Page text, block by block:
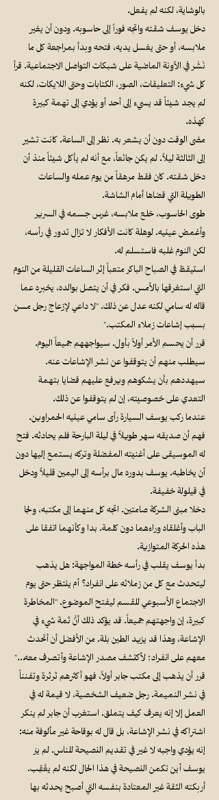
بالوشاية، لكنه لم يفعل.
‏دخل يوسف شقته واتجه فوراً إلى حاسوبه. ودون أن يغير
ملابسه، أو حتى يغسل يديه، فتحه وبدأ بمراجعة كل ما
نَشَر في الآونة الماضية على شبكات التواصل الاجتماعية. قرأ
كل شيء: التعليقات، الصور، الكتابات وحتى اللايكات، لكنه
لم يجد شيئاً قد يسيء إلى أحد أو يؤدي إلى تهمة كبيرة
كهذه.
‏مضى الوقت دون أن يشعر به. نظر إلى الساعة. كانت تشير
إلى الثالثة ليلاً. لم يكن جائعاً، مع أنه لم يأكل شيئاً منذ أن
دخل شقته. كان فقط مرهقاً من يوم عمله والساعات
الطويلة التي قضاها أمام الشاشة.
‏طوى الحاسوب، خلع ملابسه، غرس جسمه في السرير
وأغمض عينيه. لوهلة كانت الأفكار لا تزال تدور في رأسه،
لكن النوم غلبه فاستسلم له.
‏استيقظ في الصباح الباكر متعباً إثر الساعات القليلة من النوم
التي استغرقها بالأمس. فكر في أن يتصل بوالده، يخبره عما
قاله له سامي لكنه عدل عن ذلك. "لا داعي لإزعاج رجل مسن
بسبب إشاعات زملاء المكتب."
‏قرر أن يحسم الأمر أولاً بأول. سيواجههم جميعاً اليوم.
سيطلب منهم أن يتوقفوا عن نشر الإشاعات عنه.
سيهددهم بأن يشكوهم ويرفع عليهم قضايا بتهمة
التعدي على خصوصيته، إن لم يتوقفوا عن ذلك.
‏عندما ركب يوسف السيارة رأى سامي عينيه الحمراوين.
فهم أن صديقه سهر طويلاً في ليلة البارحة فلم يحادثه. فتح
له الموسيقى على أغنيته المفضلة وتركه يستمع إليها دون
أن يخاطبه. يوسف بدوره مال برأسه إلى اليمين قليلاً ودخل
في قيلولة خفيفة.
‏دخلا مبنى الشركة صامتين. اتجه كل منهما إلى مكتبه، ولجا
الباب وأغلقاه وراءهما دون كلمة. بدا وكأنهما اتفقا على
هذه الحركة المتوازية.
بدأ ‏يوسف يقلب في رأسه خطة المواجهة: هل يذهب
ليتحدث مع كل من زملائه على انفراد؟ أم ينتظر حتى يوم
الاجتماع الأسبوعي للقسم ليفتح الموضوع. "المخاطرة
كبيرة، إن واجهتهم جميعاً. قد يؤكد ذلك أنَّ ثمة شيء في
الإشاعة، وهذا قد يزيد الطين بلة. من الأفضل أن أتحدث
معهم على انفراد؛ لأكتشف مصدر الإشاعة وأتصرف معه…"
قرر أن يذهب إلى مكتب جابر أولاً، فهو أكثرهم ثرثرة وتفنناً
في نشر النميمة. رجل ضعيف الشخصية، لا قيمة له في
العمل إلا إنه يعرف كيف يتملق. استغرب أن جابر لم ينكر
اشتراكه في نشر الإشاعة، بل قال له بوقاحة غير مألوفة منه:
إنه يؤدي واجبه لا غير في تقديم النصيحة للناس. لم يرَ
يوسف أين تكمن النصيحة في هذا الحال لكنه لم يعَّقِب.
أربكته الثقة غير المعتادة بنفسه التي أصبح يحدثه بها